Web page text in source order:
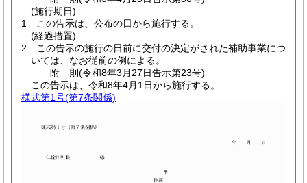
(施行期日)
1
この告示は、公布の日から施行する。
(経過措置)
2
この告示の施行の日前に交付の決定がされた補助事業につ
いては、なお従前の例による。
附 則(令和8年3月27日告示第23号)
この告示は、令和8年4月1日から施行する。
様式第1号(第7条関係)